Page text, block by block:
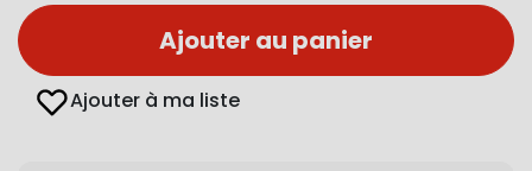
Ajouter au panier
Ajouter à ma liste